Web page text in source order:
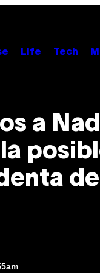
Life Tech
a
de